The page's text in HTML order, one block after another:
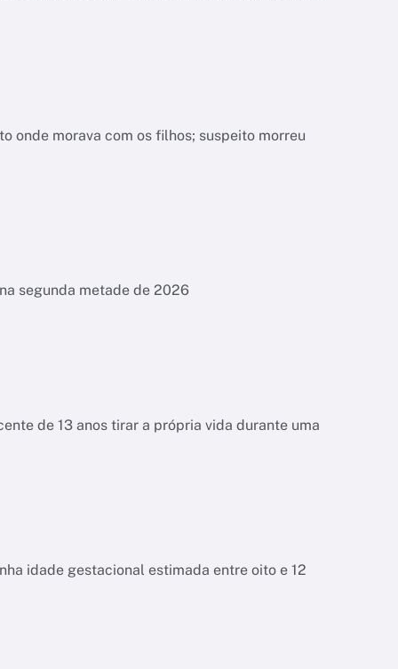
onde morava com os filhos; suspeito morreu
segunda metade de 2026
de 13 anos tirar a própria vida durante uma
idade gestacional estimada entre oito e 12